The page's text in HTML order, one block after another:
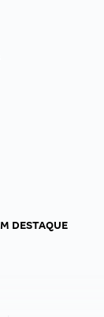
DESTAQUE